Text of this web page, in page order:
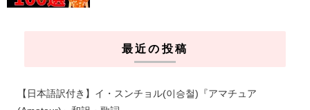
最近の投稿
【日本語訳付き】イ・スンチョル(이승철)『アマチュア